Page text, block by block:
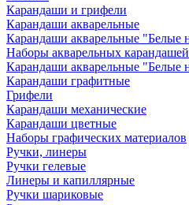
Карандаши и грифели
Карандаши акварельные
Карандаши акварельные "Белые
Наборы акварельных карандашей
Карандаши акварельные "Белые
Карандаши графитные
Грифели
Карандаши механические
Карандаши цветные
Наборы графических материалов
Ручки, линеры
Ручки гелевые
Линеры и капиллярные
Ручки шариковые